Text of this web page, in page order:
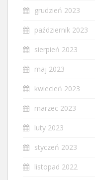
grudzień 2023
październik 2023
sierpień 2023
maj 2023
kwiecień 2023
marzec 2023
luty 2023
styczeń 2023
listopad 2022